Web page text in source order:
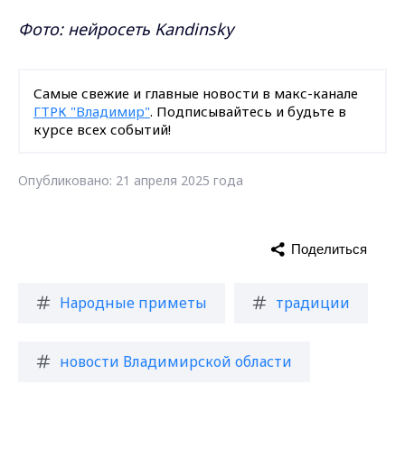
Фото: нейросеть Kandinsky
Самые свежие и главные новости в макс-канале
ГТРК "Владимир". Подписывайтесь и будьте в
курсе всех событий!
Опубликовано: 21 апреля 2025 года
Народные приметы традиции
новости Владимирской области
Поделиться